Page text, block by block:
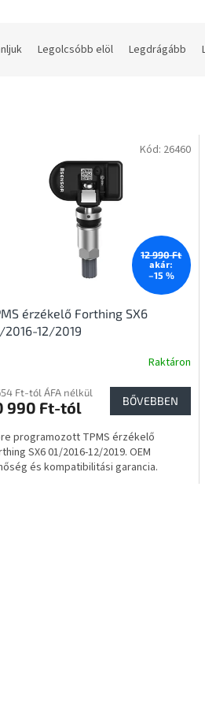
Legolcsóbb elöl Legdrágább
12 990 Ft
akár:
–15 %
érzékelő Forthing SX6
2016-12/2019
Raktáron
Ft-tól ÁFA nélkül
990 Ft-tól BŐVEBBEN
programozott TPMS érzékelő
SX6 01/2016-12/2019. OEM
és kompatibilitási garancia.
Kód: 26460